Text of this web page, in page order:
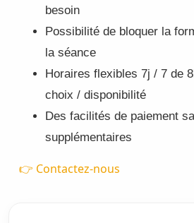
besoin
Possibilité de bloquer la
la séance
Horaires flexibles 7j / 7 de
choix / disponibilité
Des facilités de paiement
supplémentaires
👉 Contactez-nous